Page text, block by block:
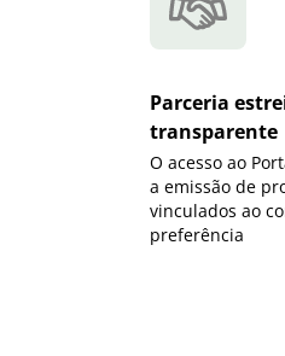
Parceria
transparente
O acesso ao
a emissão de
vinculados ao
preferência